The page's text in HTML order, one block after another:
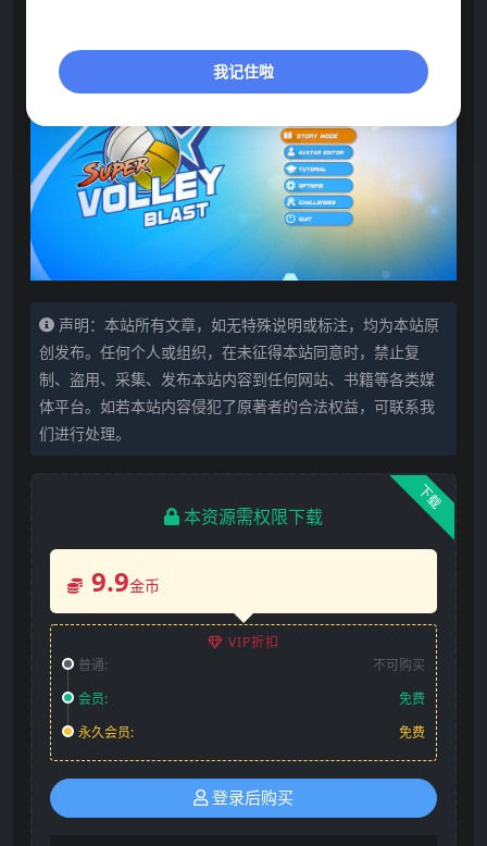
声明：本站所有文章，如无特殊说明或标注，均为本站原
创发布。任何个人或组织，在未征得本站同意时，禁止复
制、盗用、采集、发布本站内容到任何网站、书籍等各类媒
体平台。如若本站内容侵犯了原著者的合法权益，可联系我
们进行处理。
下载
本资源需权限下载
9.9金币
VIP折扣
普通:
不可购买
会员:
免费
永久会员:
免费
登录后购买
我记住啦